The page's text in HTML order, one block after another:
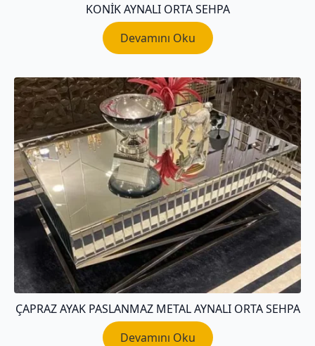
KONIK AYNALI ORTA SEHPA
Devamını Oku
ÇAPRAZ AYAK PASLANMAZ METAL AYNALI ORTA SEHPA
Devamını Oku